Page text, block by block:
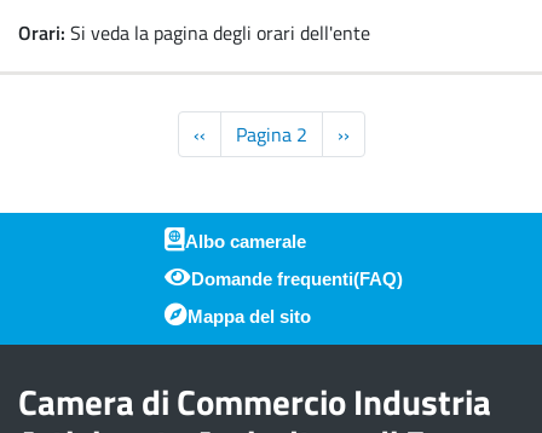
Orari: Si veda la pagina degli orari dell'ente
Paginazione
Pagina
precedente
‹‹ Pagina 2
Pagina
successiva
››
Piè di pagina
Albo camerale
Domande frequenti(FAQ)
Mappa del sito
Camera di Commercio Industria